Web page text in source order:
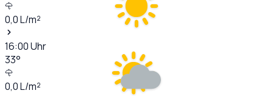
0,0L/m²
16:00Uhr
33°
0,0L/m²